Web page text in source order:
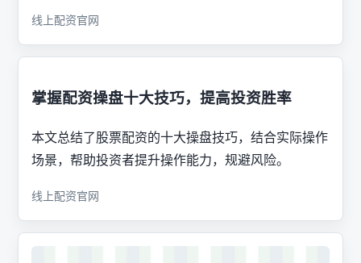
线上配资官网
掌握配资操盘十大技巧，提高投资胜率
本文总结了股票配资的十大操盘技巧，结合实际操作
场景，帮助投资者提升操作能力，规避风险。
线上配资官网